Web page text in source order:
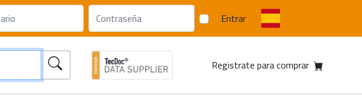
Entrar
Registrate para comprar